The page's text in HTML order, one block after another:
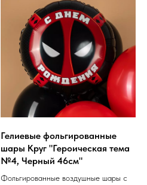
Гелиевые фольгированные
шары Круг "Героическая тема
№4, Черный 46см"
Фольгированные воздушные шары с